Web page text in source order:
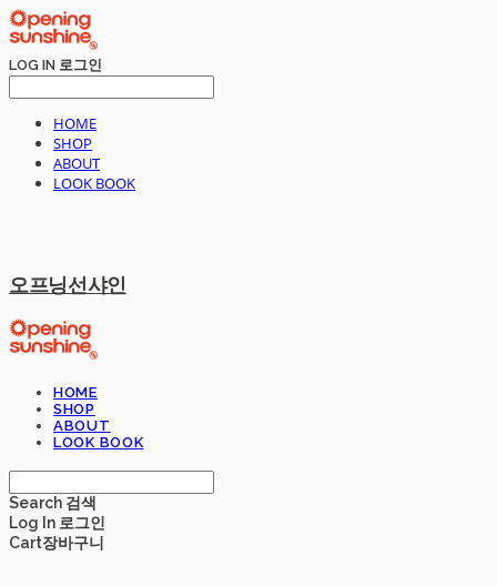
LOG IN 로그인
HOME
SHOP
ABOUT
LOOK BOOK
오프닝선샤인
HOME
SHOP
ABOUT
LOOK BOOK
Search 검색
Log In 로그인
Cart장바구니